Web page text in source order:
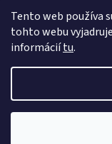
Tento web používa
tohto webu
informáciítu.